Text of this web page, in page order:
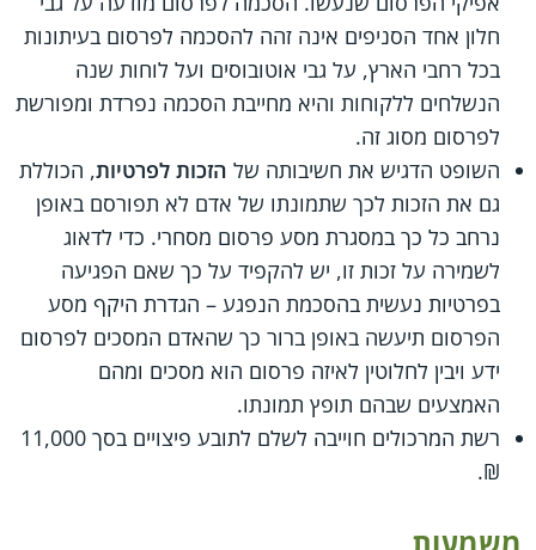
חלון אחד הסניפים אינה זהה להסכמה לפרסום בעיתונות
בכל רחבי הארץ, על גבי אוטובוסים ועל לוחות שנה
הנשלחים ללקוחות והיא מחייבת הסכמה נפרדת ומפורשת
לפרסום מסוג זה.
השופט הדגיש את חשיבותה של הזכות לפרטיות, הכוללת
גם את הזכות לכך שתמונתו של אדם לא תפורסם באופן
נרחב כל כך במסגרת מסע פרסום מסחרי. כדי לדאוג
לשמירה על זכות זו, יש להקפיד על כך שאם הפגיעה
בפרטיות נעשית בהסכמת הנפגע – הגדרת היקף מסע
הפרסום תיעשה באופן ברור כך שהאדם המסכים לפרסום
ידע ויבין לחלוטין לאיזה פרסום הוא מסכים ומהם
האמצעים שבהם תופץ תמונתו.
רשת המרכולים חוייבה לשלם לתובע פיצויים בסך 11,000
₪.